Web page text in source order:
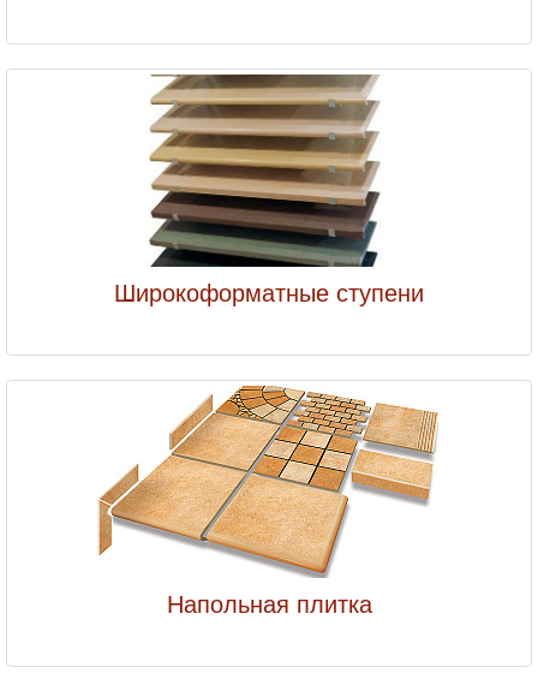
Широкоформатные ступени
Напольная плитка